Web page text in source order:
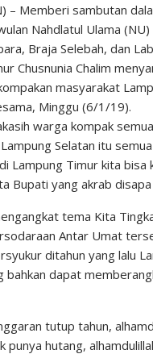
– Memberi sambutan
Nahdlatul Ulama
Braja Selebah, dan
Chusnunia Chalim
masyarakat
Minggu (6/1/19).
warga kompak
Selatan itu
Lampung Timur kita bisa
Bupati yang akrab
tema Kita
Antar Umat
ditahun yang lalu
bahkan dapat
tutup tahun,
punya hutang,